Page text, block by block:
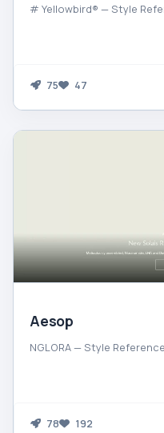
# Yellowbird® — Style
75 47
Aesop
NGLORA — Style Reference
78 192